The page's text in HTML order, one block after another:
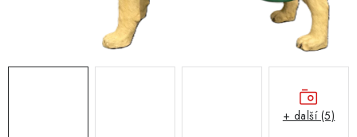
+ další (5)